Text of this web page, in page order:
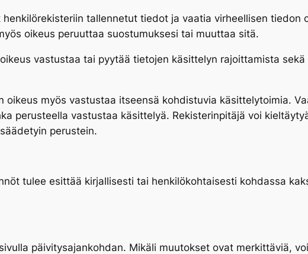
tallennetut tiedot ja vaatia virheellisen tiedon
oikeus peruuttaa suostumuksesi tai muuttaa sitä.
vastustaa tai pyytää tietojen käsittelyn rajoittamista
myös vastustaa itseensä kohdistuvia käsittelytoimia.
perusteella vastustaa käsittelyä. Rekisterinpitäjä voi
perustein.
tulee esittää kirjallisesti tai henkilökohtaisesti kohdassa
päivitysajankohdan. Mikäli muutokset ovat merkittäviä,